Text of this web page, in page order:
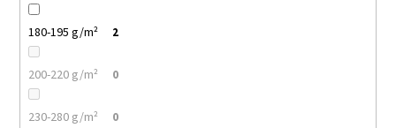
180-195 g/m² 2
200-220 g/m² 0
230-280 g/m² 0